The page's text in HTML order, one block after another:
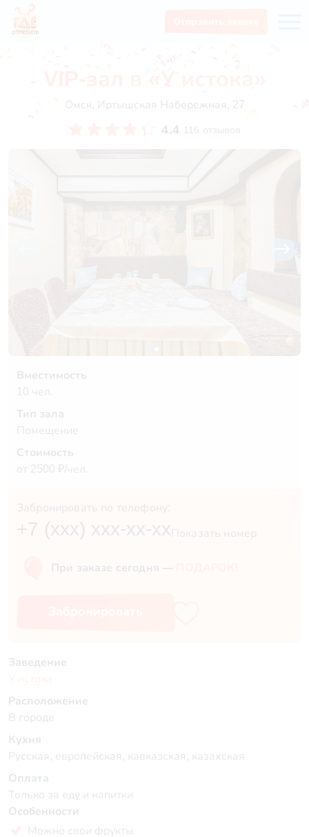
VIP-зал в «У истока»
Омск, Иртышская Набережная, 27
4.4 116 отзывов
Вместимость
10 чел.
Тип зала
Помещение
Стоимость
от 2500 ₽/чел.
Забронировать по телефону:
+7 (xxx) xxx-xx-xx Показать номер
При заказе сегодня —
Заведение
Расположение
В городе
Кухня
Русская, европейская, кавказская, казахская
Оплата
Только за еду и напитки
Особенности
Можно свои фрукты